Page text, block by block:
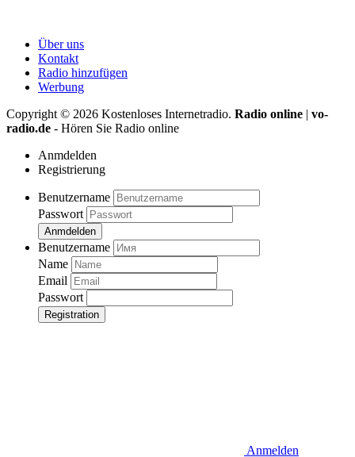
Über uns
Kontakt
Radio hinzufügen
Werbung
Copyright © 2026 Kostenloses Internetradio. Radio online | vo-
radio.de - Hören Sie Radio online
Anmdelden
Registrierung
Benutzername
Passwort
Anmdelden
Benutzername
Name
Email
Passwort
Registration
Anmelden